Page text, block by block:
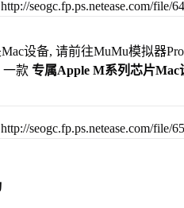
设备, 请前往MuMu模拟器
一款 专属Apple M系列芯片Mac